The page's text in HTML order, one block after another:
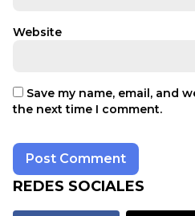
Website
Save my name, email, and
the next time I comment.
REDES SOCIALES